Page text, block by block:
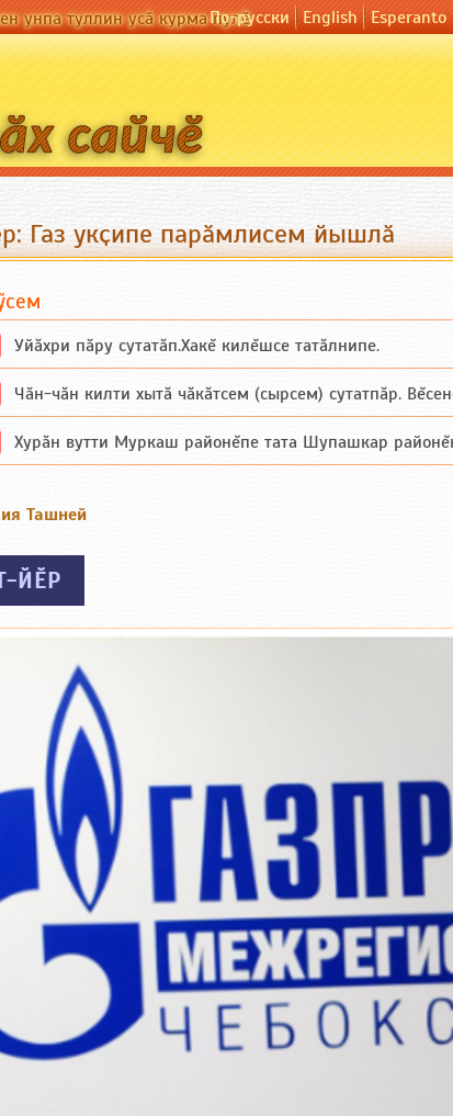
унпа туллин усӑ курма пулӗПо-русски English Esperanto
Газ укҫипе парӑмлисем йышлӑ
Уйăхри пăру сутатăп.Хакĕ килĕшсе татăлнипе.
Чăн-чăн килти хытă чăкăтсем (сырсем) сутатпăр.
Хурăн вутти Муркаш районĕпе тата Шупашкар
Ташней
ЙӖР